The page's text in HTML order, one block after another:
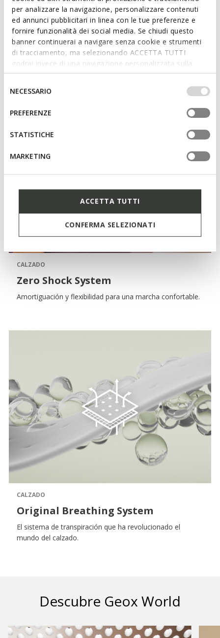
per analizzare la navigazione, personalizzare contenuti
ed annunci pubblicitari in linea con le tue preferenze e
fornire funzionalità dei social media. Se chiudi questo
banner continuerai a navigare senza cookie e strumenti
di tracciamento, ma selezionando ACCETTA TUTTI
godrai invece di una navigazione personalizzata sulla
base dei tuoi gusti ed interessi. Selezionando
IMPOSTAZIONI potrai anche scegliere quali cookies ed
altri strumenti di tracciamento autorizzare. Per maggiori
informazioni o per modificare in qualsiasi momento le
tue impostazioni, visita la nostra
del
consenso
NECESSARIO
PREFERENZE
STATISTICHE
MARKETING
ACCETTA TUTTI
CONFERMA SELEZIONATI
CALZADO
ABX Waterproof System
Impermeabilidad duradera, incluso en caso de lluvia
CALZADO
Zero Shock System
Amortiguación y flexibilidad para una marcha confortable.
CALZADO
Original Breathing System
El sistema de transpiración que ha revolucionado el
mundo del calzado.
Descubre Geox World